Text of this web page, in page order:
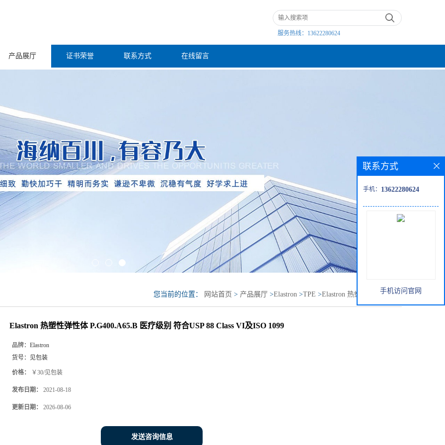
服务热线： 13622280624
产品展厅 证书荣誉 联系方式 在线留言
您当前的位置： 网站首页 > 产品展厅 >Elastron >TPE >Elastron 热塑性弹性体
Elastron 热塑性弹性体 P.G400.A65.B 医疗级别 符合USP 88 Class VI及ISO 1099
品牌： Elastron
货号：
见包装
价格： ￥30/见包装
发布日期： 2021-08-18
更新日期： 2026-08-06
发送咨询信息
联系方式
手机： 13622280624
手机访问官网